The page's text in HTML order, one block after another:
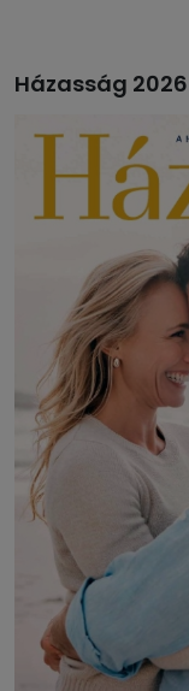
Házasság